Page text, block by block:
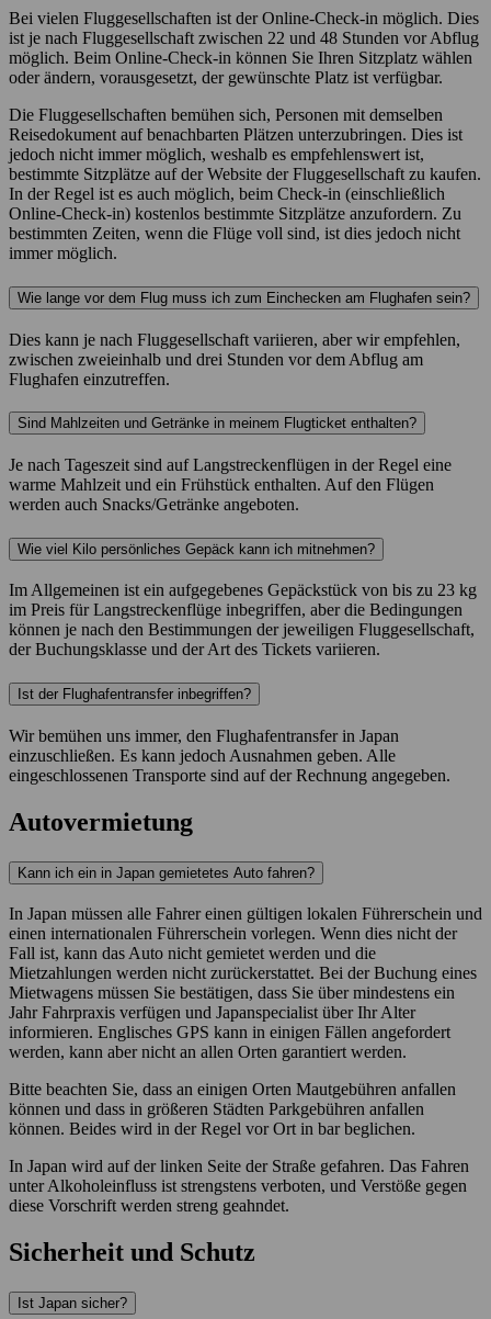
Bei vielen Fluggesellschaften ist der Online-Check-in möglich. Dies
ist je nach Fluggesellschaft zwischen 22 und 48 Stunden vor Abflug
möglich. Beim Online-Check-in können Sie Ihren Sitzplatz wählen
oder ändern, vorausgesetzt, der gewünschte Platz ist verfügbar.
Die Fluggesellschaften bemühen sich, Personen mit demselben
Reisedokument auf benachbarten Plätzen unterzubringen. Dies ist
jedoch nicht immer möglich, weshalb es empfehlenswert ist,
bestimmte Sitzplätze auf der Website der Fluggesellschaft zu kaufen.
In der Regel ist es auch möglich, beim Check-in (einschließlich
Online-Check-in) kostenlos bestimmte Sitzplätze anzufordern. Zu
bestimmten Zeiten, wenn die Flüge voll sind, ist dies jedoch nicht
immer möglich.
Wie lange vor dem Flug muss ich zum Einchecken am Flughafen sein?
Dies kann je nach Fluggesellschaft variieren, aber wir empfehlen,
zwischen zweieinhalb und drei Stunden vor dem Abflug am
Flughafen einzutreffen.
Sind Mahlzeiten und Getränke in meinem Flugticket enthalten?
Je nach Tageszeit sind auf Langstreckenflügen in der Regel eine
warme Mahlzeit und ein Frühstück enthalten. Auf den Flügen
werden auch Snacks/Getränke angeboten.
Wie viel Kilo persönliches Gepäck kann ich mitnehmen?
Im Allgemeinen ist ein aufgegebenes Gepäckstück von bis zu 23 kg
im Preis für Langstreckenflüge inbegriffen, aber die Bedingungen
können je nach den Bestimmungen der jeweiligen Fluggesellschaft,
der Buchungsklasse und der Art des Tickets variieren.
Ist der Flughafentransfer inbegriffen?
Wir bemühen uns immer, den Flughafentransfer in Japan
einzuschließen. Es kann jedoch Ausnahmen geben. Alle
eingeschlossenen Transporte sind auf der Rechnung angegeben.
Autovermietung
Kann ich ein in Japan gemietetes Auto fahren?
In Japan müssen alle Fahrer einen gültigen lokalen Führerschein und
einen internationalen Führerschein vorlegen. Wenn dies nicht der
Fall ist, kann das Auto nicht gemietet werden und die
Mietzahlungen werden nicht zurückerstattet. Bei der Buchung eines
Mietwagens müssen Sie bestätigen, dass Sie über mindestens ein
Jahr Fahrpraxis verfügen und Japanspecialist über Ihr Alter
informieren. Englisches GPS kann in einigen Fällen angefordert
werden, kann aber nicht an allen Orten garantiert werden.
Bitte beachten Sie, dass an einigen Orten Mautgebühren anfallen
können und dass in größeren Städten Parkgebühren anfallen
können. Beides wird in der Regel vor Ort in bar beglichen.
In Japan wird auf der linken Seite der Straße gefahren. Das Fahren
unter Alkoholeinfluss ist strengstens verboten, und Verstöße gegen
diese Vorschrift werden streng geahndet.
Sicherheit und Schutz
Ist Japan sicher?